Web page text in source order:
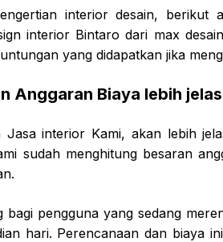
interior desain, berikut
interior Bintaro dari max
yang didapatkan jika
Anggaran Biaya lebih jelas
Jasa interior Kami, akan lebih
sudah menghitung besaran
bagi pengguna yang sedang
hari. Perencanaan dan biaya